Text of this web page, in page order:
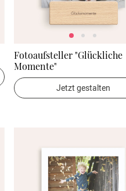
Fotoaufsteller "Glückliche
Momente"
Jetzt gestalten